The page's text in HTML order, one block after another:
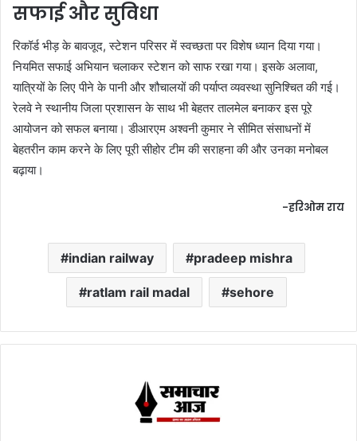
सफाई और सुविधा
रिकॉर्ड भीड़ के बावजूद, स्टेशन परिसर में स्वच्छता पर विशेष ध्यान दिया गया।
नियमित सफाई अभियान चलाकर स्टेशन को साफ रखा गया। इसके अलावा,
यात्रियों के लिए पीने के पानी और शौचालयों की पर्याप्त व्यवस्था सुनिश्चित की गई।
रेलवे ने स्थानीय जिला प्रशासन के साथ भी बेहतर तालमेल बनाकर इस पूरे
आयोजन को सफल बनाया। डीआरएम अश्वनी कुमार ने सीमित संसाधनों में
बेहतरीन काम करने के लिए पूरी सीहोर टीम की सराहना की और उनका मनोबल
बढ़ाया।
-हरिओम राय
indian railway pradeep mishra
ratlam rail madal sehore